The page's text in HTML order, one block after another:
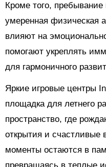
Кроме того,
умеренная физическая
влияют на
помогают укреплять
для гармоничного
Яркие игровые центры
площадка для летнего
пространство, где
открытия и счастливые
моменты остаются в